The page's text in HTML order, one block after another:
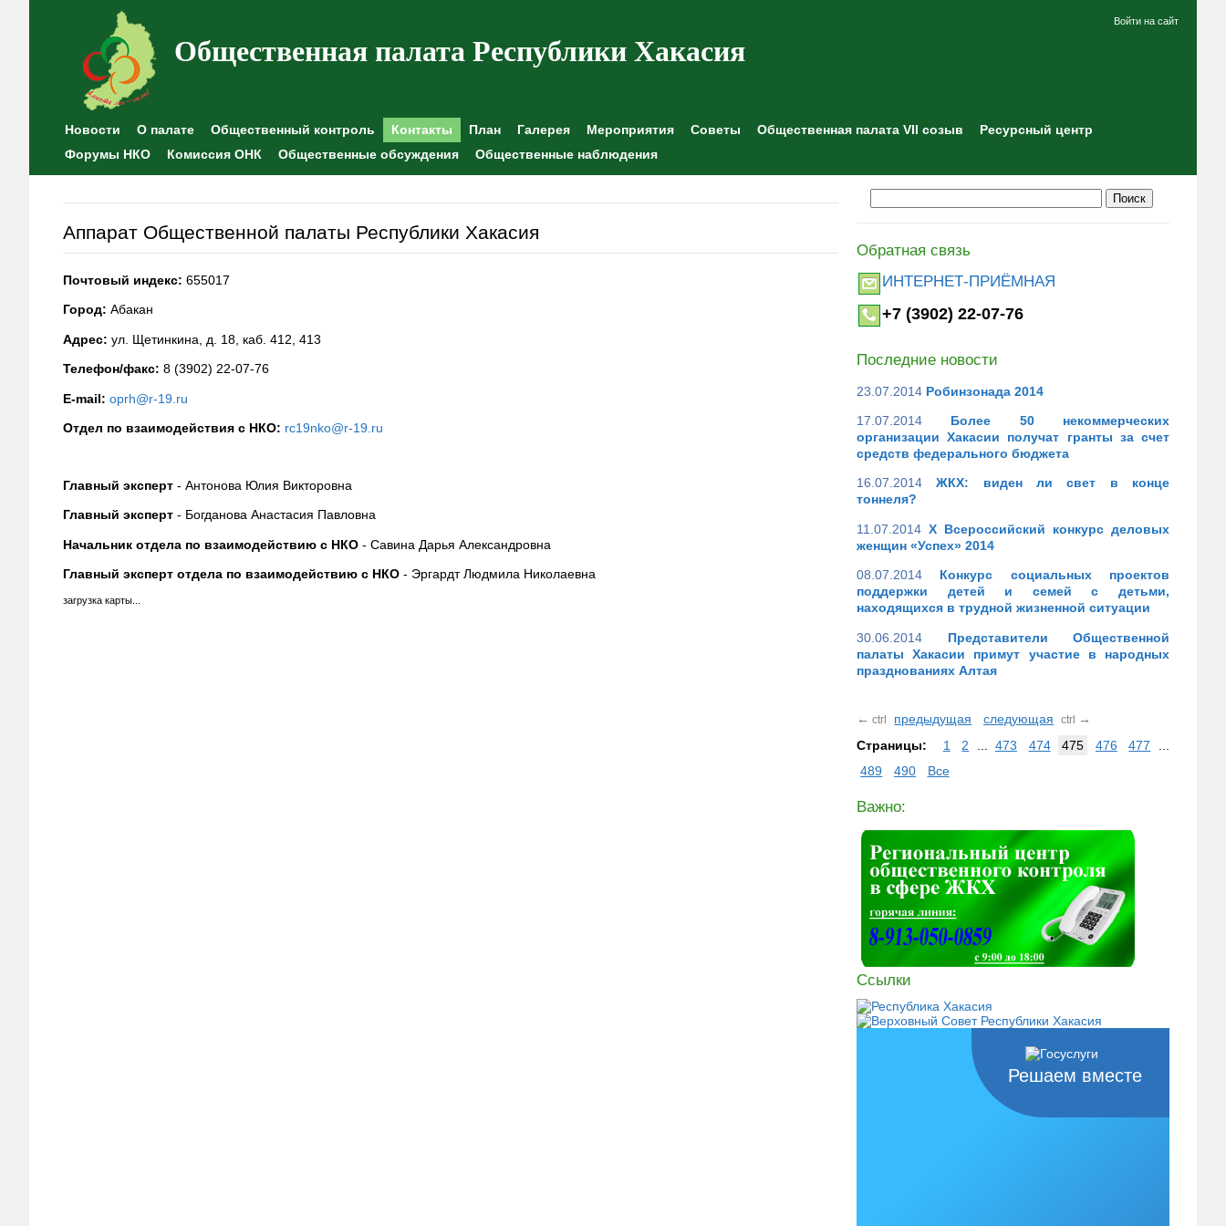
Общественная палата Республики Хакасия
Войти на сайт
Новости О палате Общественный контроль Контакты План Галерея Мероприятия Советы Общественная палата VII созыв
Ресурсный центр
Форумы НКО
Комиссия ОНК Общественные обсуждения Общественные наблюдения
Аппарат Общественной палаты Республики Хакасия
Почтовый индекс: 655017
Город: Абакан
Адрес: ул. Щетинкина, д. 18, каб. 412, 413
Телефон/факс: 8 (3902) 22-07-76
E-mail: oprh@r-19.ru
Отдел по взаимодействия с НКО: rc19nko@r-19.ru
Главный эксперт - Антонова Юлия Викторовна
Главный эксперт - Богданова Анастасия Павловна
Начальник отдела по взаимодействию с НКО - Савина Дарья Александровна
Главный эксперт отдела по взаимодействию с НКО - Эргардт Людмила Николаевна
загрузка карты...
Обратная связь
ИНТЕРНЕТ-ПРИЁМНАЯ
+7 (3902) 22-07-76
Последние новости
23.07.2014 Робинзонада 2014
17.07.2014
Более 50 некоммерческих
организации Хакасии получат гранты за счет
средств федерального бюджета
16.07.2014
ЖКХ: виден ли свет в конце
тоннеля?
11.07.2014 X Всероссийский конкурс деловых
женщин «Успех» 2014
08.07.2014
Конкурс социальных проектов
поддержки детей и семей с детьми,
находящихся в трудной жизненной ситуации
30.06.2014
Представители Общественной
палаты Хакасии примут участие в народных
празднованиях Алтая
← ctrl предыдущая следующая ctrl
→
Страницы:
1 2 473 474 475 476 477
489
490 Все
Важно:
Ссылки
Решаем вместе